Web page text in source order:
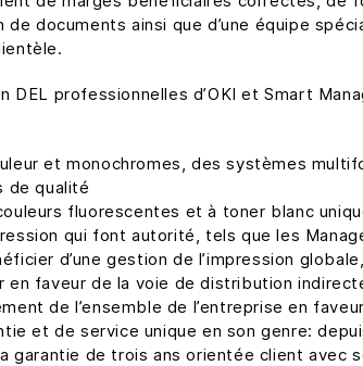
documents ainsi que d’une équipe
DEL professionnelles d’OKI et Smart
et monochromes, des systèmes
de qualité
fluorescentes et à toner blanc
qui font autorité, tels que les
d’une gestion de l’impression
en faveur de la voie de distribution
de l’ensemble de l’entreprise en
et de service unique en son genre:
garantie de trois ans orientée client avec